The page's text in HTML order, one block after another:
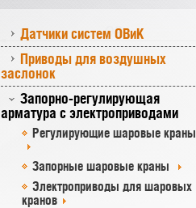
Датчики систем ОВиК
Приводы для воздушных
заслонок
Запорно-регулирующая
арматура с электроприводами
Регулирующие шаровые краны
Запорные шаровые краны
Электроприводы для шаровых
кранов